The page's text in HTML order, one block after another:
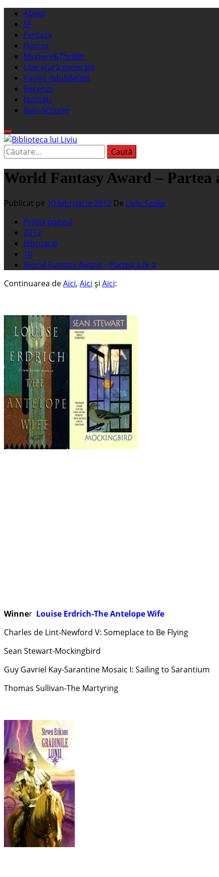
Sari
conținut
Meniu
principal
About
SF
Fantasy
Horror
Mystery&Thriller
Literatură generală
Young Adult&Kids
Recenzii
Noutăți
Non-ficțiune
Biblioteca lui Liviu
Fostul blog FanSF
Caută
după:
World Fantasy Award – Partea
Publicat pe 10 februarie 2012 De Liviu Szoke
Prima pagină
2012
februarie
10
World Fantasy Award – Partea a IV-a
Continuarea deAici, Aici și Aici:
Winner Louise Erdrich-The Antelope Wife
Charles de Lint-Newford V: Someplace to Be Flying
Sean Stewart-Mockingbird
Guy Gavriel Kay-Sarantine Mosaic I: Sailing to Sarantium
Thomas Sullivan-The Martyring